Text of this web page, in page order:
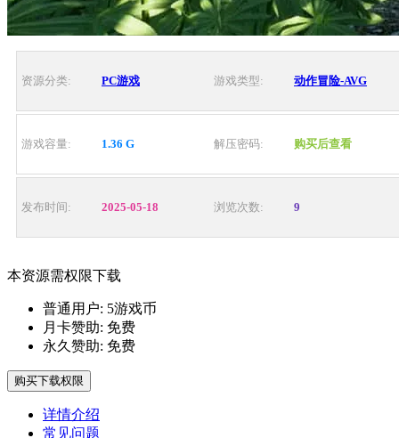
资源分类: PC游戏 游戏类型: 动作冒险-AVG
游戏容量: 1.36 G 解压密码: 购买后查看
发布时间: 2025-05-18 浏览次数: 9
本资源需权限下载
普通用户: 5游戏币
月卡赞助: 免费
永久赞助: 免费
购买下载权限
详情介绍
常见问题